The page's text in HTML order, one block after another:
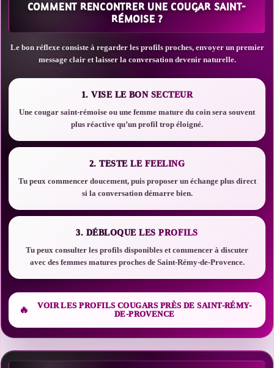
COMMENT RENCONTRER UNE COUGAR SAINT-
RÉMOISE ?
Le bon réflexe consiste à regarder les profils proches, envoyer un premier
message clair et laisser la conversation devenir naturelle.
1. VISE LE BON SECTEUR
Une cougar saint-rémoise ou une femme mature du coin sera souvent
plus réactive qu’un profil trop éloigné.
2. TESTE LE FEELING
Tu peux commencer doucement, puis proposer un échange plus direct
si la conversation démarre bien.
3. DÉBLOQUE LES PROFILS
Tu peux consulter les profils disponibles et commencer à discuter
avec des femmes matures proches de Saint-Rémy-de-Provence.
VOIR LES PROFILS COUGARS PRÈS DE SAINT-RÉMY-
DE-PROVENCE